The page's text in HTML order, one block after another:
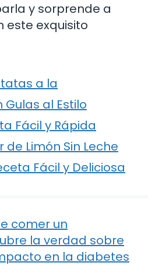
y sorprende a
este exquisito
a la
al Estilo
Fácil y Rápida
de Limón Sin Leche
Fácil y Deliciosa
comer un
la verdad sobre
en la diabetes